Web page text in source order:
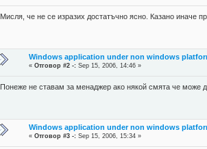
Мисля, че не се изразих достатъчно ясно. Казано иначе
Windows application under non windows
«Отговор #2 -: Sep 15, 2006, 14:46 »
Понеже не ставам за менаджер ако някой смята че може
Windows application under non windows
«Отговор #3 -: Sep 15, 2006, 15:34 »